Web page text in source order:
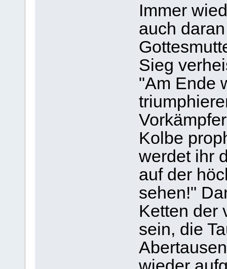
Immer
auch
Sieg
"Am Ende
Kolbe
werdet ihr
auf der
sehen!"
Ketten der
sein, die